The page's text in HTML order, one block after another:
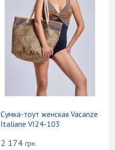
Сумка-тоут женская Vacanze
Italiane VI24-103
2 174 грн.